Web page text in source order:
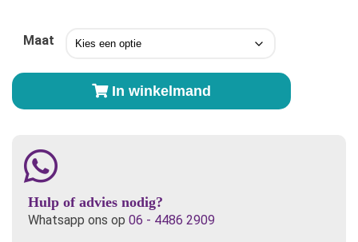
Maat
Charlie
Banana
Zwemluier
Oefenbroekje-
In winkelmand
Hulp of advies nodig?
Whatsapp ons op 06 - 4486 2909